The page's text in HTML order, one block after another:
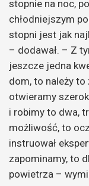
stopnie na noc,
chłodniejszym
stopni jest jak
– dodawał. – Z
jeszcze jedna
dom, to należy
otwieramy
i robimy to dwa,
możliwość, to
instruował
zapominamy, to
powietrza –